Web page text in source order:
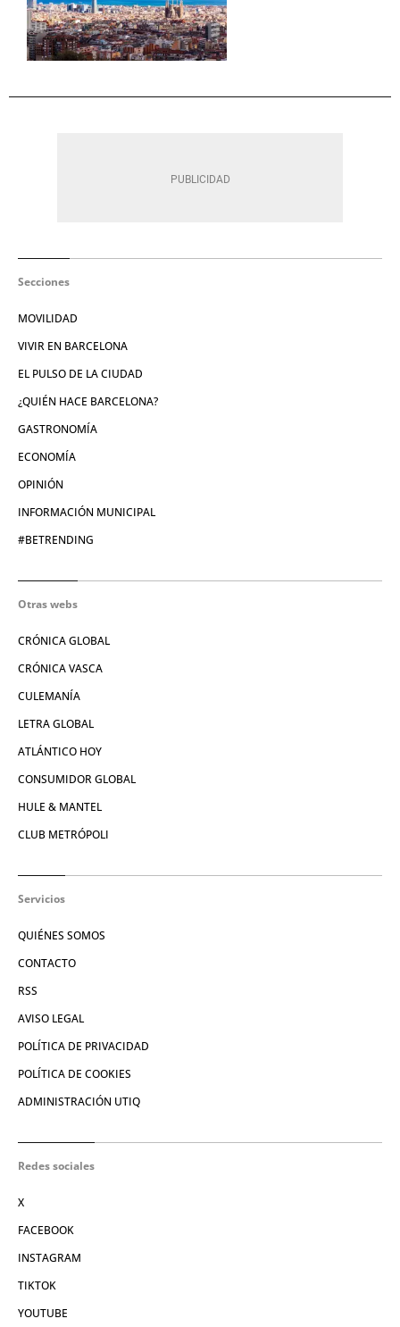
Secciones
MOVILIDAD
VIVIR EN BARCELONA
EL PULSO DE LA CIUDAD
¿QUIÉN HACE BARCELONA?
GASTRONOMÍA
ECONOMÍA
OPINIÓN
INFORMACIÓN MUNICIPAL
#BETRENDING
Otras webs
CRÓNICA GLOBAL
CRÓNICA VASCA
CULEMANÍA
LETRA GLOBAL
ATLÁNTICO HOY
CONSUMIDOR GLOBAL
HULE & MANTEL
CLUB METRÓPOLI
Servicios
QUIÉNES SOMOS
CONTACTO
RSS
AVISO LEGAL
POLÍTICA DE PRIVACIDAD
POLÍTICA DE COOKIES
ADMINISTRACIÓN UTIQ
Redes sociales
X
FACEBOOK
INSTAGRAM
TIKTOK
YOUTUBE